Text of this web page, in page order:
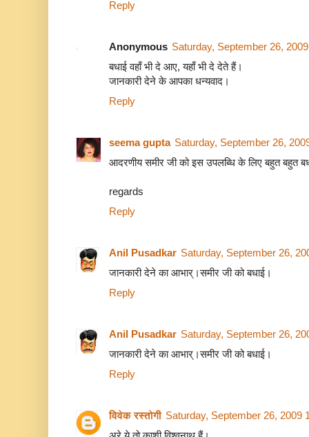
Reply
Anonymous Saturday, September 26,
बधाई वहाँ भी दे आए, यहाँ भी दे देते हैं।
जानकारी देने के आपका धन्यवाद।
Reply
seema gupta Saturday, September 26,
आदरणीय समीर जी को इस उपलब्धि के लिए बहुत बहुत
regards
Reply
Anil Pusadkar Saturday, September 26,
जानकारी देने का आभार्।समीर जी को बधाई।
Reply
Anil Pusadkar Saturday, September 26,
जानकारी देने का आभार्।समीर जी को बधाई।
Reply
विवेक रस्तोगी Saturday, September 26, 2009